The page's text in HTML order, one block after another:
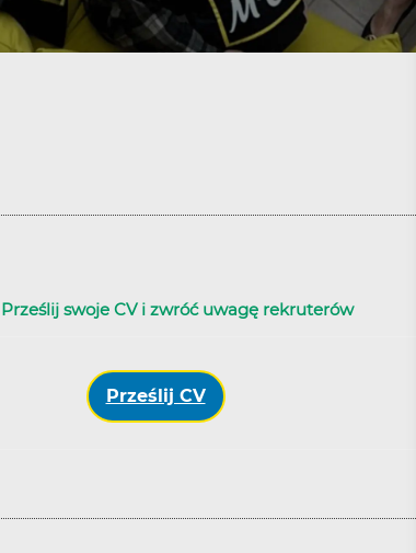
Upload options
Prześlij swoje CV i zwróć uwagę rekruterów
Prześlij CV